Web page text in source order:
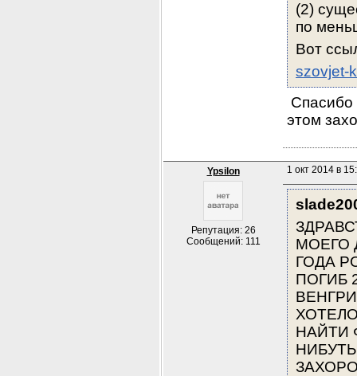
(2)
по
Вот
szovjet-
Спасибо
этом
Ypsilon
Репутация: 26
Сообщений: 111
1 окт 2014 в
МОЕГО
ГОДА
ПОГИБ
НАЙТИ